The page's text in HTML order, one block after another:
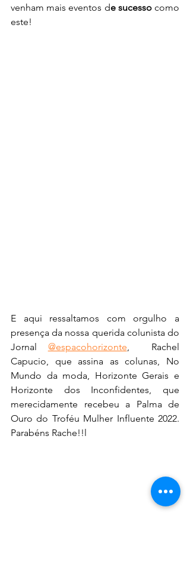
venham mais eventos de sucesso como
este!
E aqui ressaltamos com orgulho a
presença da nossa querida colunista do
Jornal @espacohorizonte,  Rachel
Capucio, que assina as colunas, No
Mundo da moda, Horizonte Gerais e
Horizonte dos Inconfidentes, que
merecidamente recebeu a Palma de
Ouro do Troféu Mulher Influente 2022.
Parabéns Rache!!l